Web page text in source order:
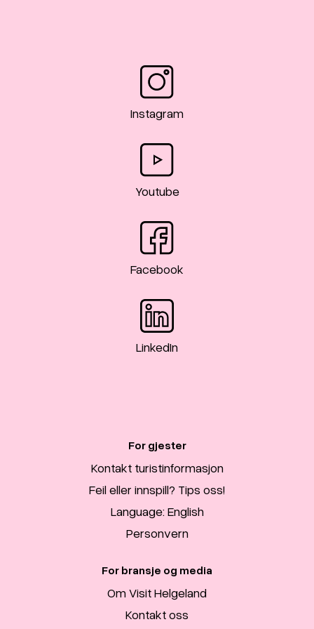
Instagram
Youtube
Facebook
LinkedIn
For gjester
Kontakt turistinformasjon
Feil eller innspill? Tips oss!
Language: English
Personvern
For bransje og media
Om Visit Helgeland
Kontakt oss